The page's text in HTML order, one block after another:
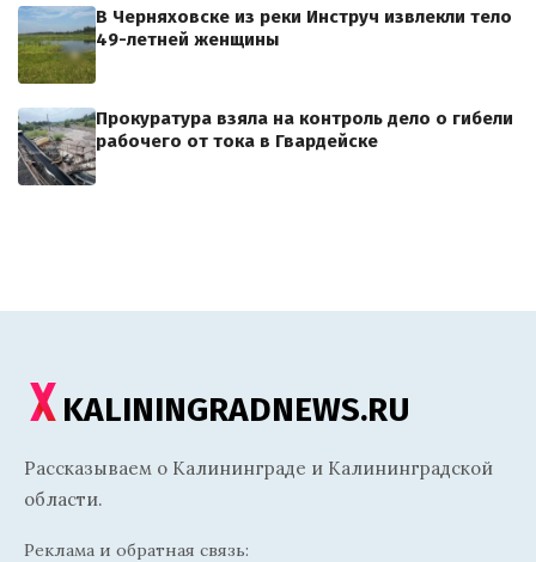
В Черняховске из реки Инструч извлекли тело
49-летней женщины
Прокуратура взяла на контроль дело о гибели
рабочего от тока в Гвардейске
KALININGRADNEWS.RU
Рассказываем о Калининграде и Калининградской
области.
Реклама и обратная связь: